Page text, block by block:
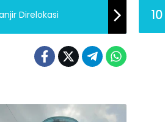
Direlokasi 10